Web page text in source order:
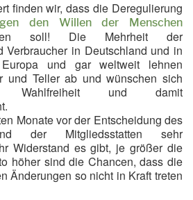
finden wir, dass die Deregulierung
den Willen der Menschen
soll! Die Mehrheit der
Verbraucher in Deutschland und in
und gar weltweit lehnen
und Teller ab und wünschen sich
Wahlfreiheit und damit
Monate vor der Entscheidung des
der Mitgliedsstatten sehr
Widerstand es gibt, je größer die
höher sind die Chancen, dass die
Änderungen so nicht in Kraft treten